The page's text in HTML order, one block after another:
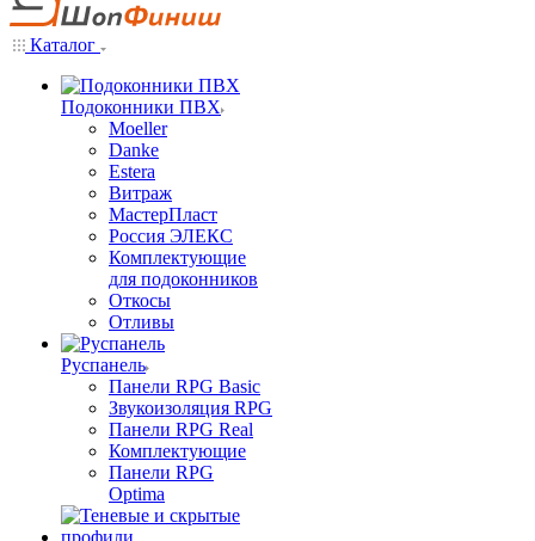
Каталог
Подоконники ПВХ
Moeller
Danke
Estera
Витраж
МастерПласт
Россия ЭЛЕКС
Комплектующие
для подоконников
Откосы
Отливы
Руспанель
Панели RPG Basic
Звукоизоляция RPG
Панели RPG Real
Комплектующие
Панели RPG
Optima